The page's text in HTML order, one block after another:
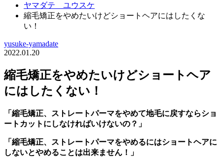
ヤマダテ ユウスケ
縮毛矯正をやめたいけどショートヘアにはしたくな
い！
yusuke-yamadate
2022.01.20
縮毛矯正をやめたいけどショートヘア
にはしたくない！
「縮毛矯正、ストレートパーマをやめて地毛に戻すならショ
ートカットにしなければいけないの？」
「縮毛矯正、ストレートパーマをやめるにはショートヘアに
しないとやめることは出来ません！」